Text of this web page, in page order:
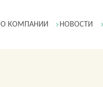
О КОМПАНИИ НОВОСТИ